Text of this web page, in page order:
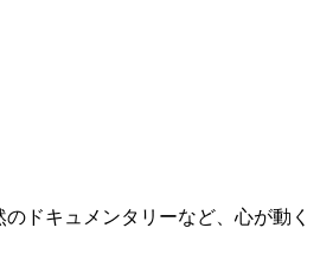
ドキュメンタリーなど、心が動く